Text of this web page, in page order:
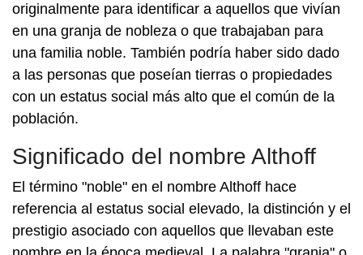
originalmente para identificar a aquellos que vivían
en una granja de nobleza o que trabajaban para
una familia noble. También podría haber sido dado
a las personas que poseían tierras o propiedades
con un estatus social más alto que el común de la
población.
Significado del nombre Althoff
El término "noble" en el nombre Althoff hace
referencia al estatus social elevado, la distinción y el
prestigio asociado con aquellos que llevaban este